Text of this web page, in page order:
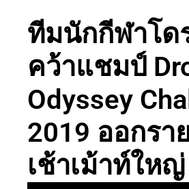
ทีมนักกีฬาโด
คว้าแชมป์
Odyssey
2019 ออกรา
เช้าเม้าท์ใหญ่